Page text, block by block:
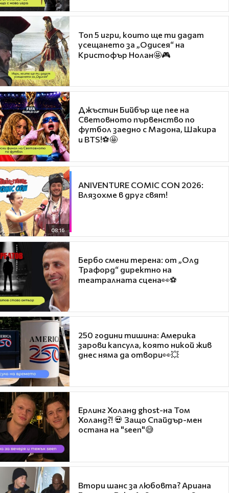
Топ 5 игри, които ще ти дадат
усещането за „Одисея“ на
Кристофър Нолан🤩🎮
Джъстин Бийбър ще пее на
Световното първенство по
футбол заедно с Мадона, Шакира
и BTS!⚽🤩
08:16
ANIVENTURE COMIC CON 2026:
Влязохме в друг свят!
Бербо смени терена: от „Олд
Трафорд“ директно на
театралната сцена👀⚽
250 години тишина: Америка
зарови капсула, която никой жив
днес няма да отвори👀💥
Ерлинг Холанд ghost-на Том
Холанд?! 💀 Защо Спайдър-мен
остана на "seen"😅
Втори шанс за любовта? Ариана